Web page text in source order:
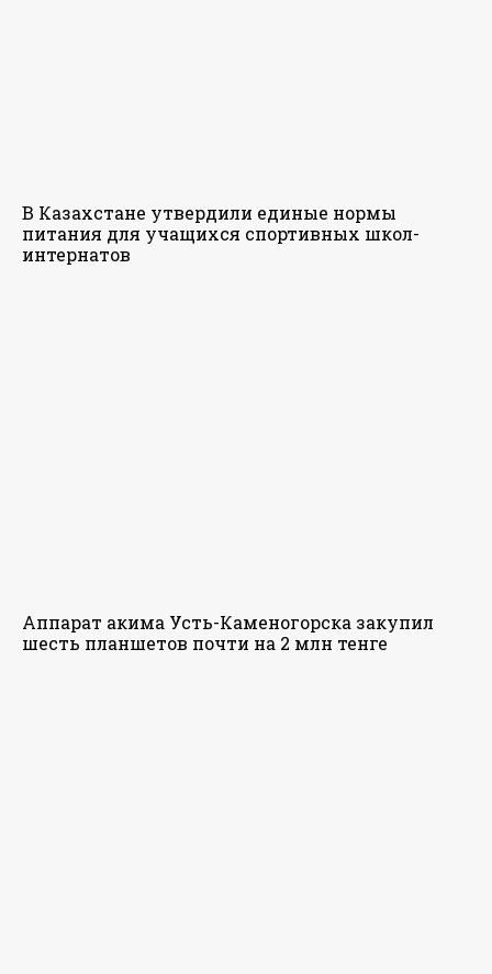
В Казахстане утвердили единые нормы
питания для учащихся спортивных школ-
интернатов
Аппарат акима Усть-Каменогорска закупил
шесть планшетов почти на 2 млн тенге